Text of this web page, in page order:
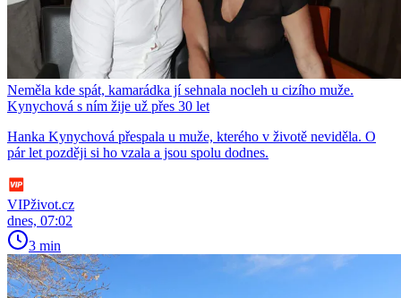
Neměla kde spát, kamarádka jí sehnala nocleh u cizího muže.
Kynychová s ním žije už přes 30 let
Hanka Kynychová přespala u muže, kterého v životě neviděla. O
pár let později si ho vzala a jsou spolu dodnes.
VIPživot.cz
dnes, 07:02
3 min